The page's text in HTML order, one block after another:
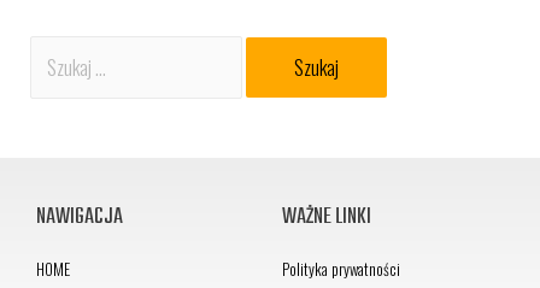
NAWIGACJA
HOME
WAŻNE LINKI
Polityka prywatności